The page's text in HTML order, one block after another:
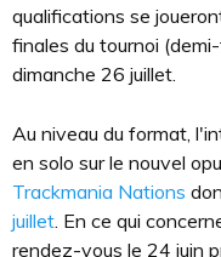
qualifications se
finales du tournoi
dimanche 26 juillet.
Au niveau du format,
en solo sur le nouvel
Trackmania Nations
juillet. En ce qui
rendez-vous le 24 juin